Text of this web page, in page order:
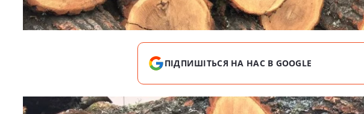
ПІДПИШІТЬСЯ НА НАС В GOOGLE